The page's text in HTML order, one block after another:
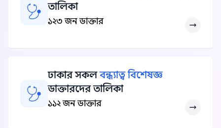
তালিকা
১২৩ জন ডাক্তার
ঢাকার সকলবন্ধ্যাত্ব বিশেষজ্ঞ
ডাক্তারদের তালিকা
১১২ জন ডাক্তার